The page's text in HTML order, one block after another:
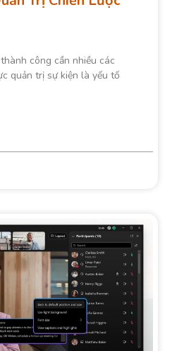
công cần nhiều các
quản trị sự kiện là yếu tố